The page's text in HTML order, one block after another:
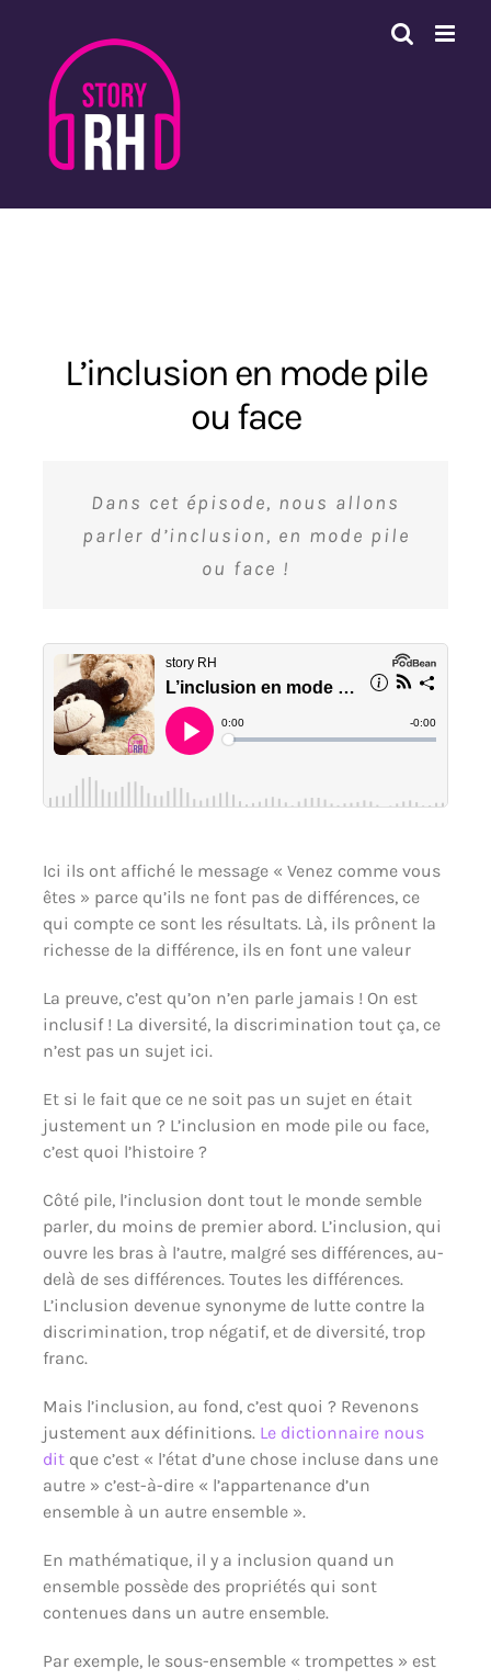
contenu
L’inclusion en mode pile
ou face
Dans cet épisode, nous allons
parler d’inclusion, en mode pile
ou face !
Ici ils ont affiché le message « Venez comme vous
êtes » parce qu’ils ne font pas de différences, ce
qui compte ce sont les résultats. Là, ils prônent la
richesse de la différence, ils en font une valeur
La preuve, c’est qu’on n’en parle jamais ! On est
inclusif ! La diversité, la discrimination tout ça, ce
n’est pas un sujet ici.
Et si le fait que ce ne soit pas un sujet en était
justement un ? L’inclusion en mode pile ou face,
c’est quoi l’histoire ?
Côté pile, l’inclusion dont tout le monde semble
parler, du moins de premier abord. L’inclusion, qui
ouvre les bras à l’autre, malgré ses différences, au-
delà de ses différences. Toutes les différences.
L’inclusion devenue synonyme de lutte contre la
discrimination, trop négatif, et de diversité, trop
franc.
Mais l’inclusion, au fond, c’est quoi ? Revenons
justement aux définitions. Le dictionnaire nous
ditque c’est « l’état d’une chose incluse dans une
autre » c’est-à-dire « l’appartenance d’un
ensemble à un autre ensemble ».
En mathématique, il y a inclusion quand un
ensemble possède des propriétés qui sont
contenues dans un autre ensemble.
Par exemple, le sous-ensemble « trompettes » est